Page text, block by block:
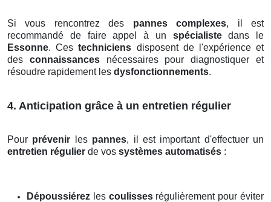
Si vous rencontrez des pannes complexes, il est
recommandé de faire appel à un spécialistedans le
Essonne. Cestechniciens disposent de l'expérience et
des connaissancesnécessaires pour diagnostiquer et
résoudre rapidement les dysfonctionnements.
4. Anticipation grâce à un entretien régulier
Pour prévenir les pannes, il est important d'effectuer un
entretien régulier de vos systèmes automatisés :
Dépoussiérez les coulissesrégulièrement pour éviter